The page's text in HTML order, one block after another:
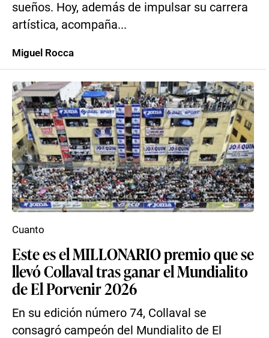
sueños. Hoy, además de impulsar su carrera
artística, acompaña...
Miguel Rocca
Este es el MILLONARIO premio que se
llevó Collaval tras ganar el Mundialito
de El Porvenir 2026
En su edición número 74, Collaval se
consagró campeón del Mundialito de El
Cuanto